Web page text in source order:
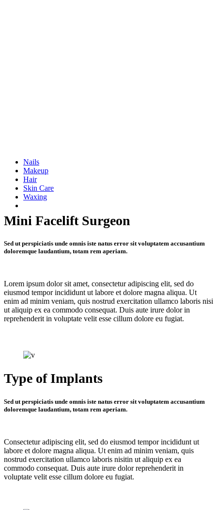
Nails
Makeup
Hair
Skin Care
Waxing
Mini Facelift Surgeon
Sed ut perspiciatis unde omnis iste natus error sit voluptatem accusantium
doloremque laudantium, totam rem aperiam.
Lorem ipsum dolor sit amet, consectetur adipiscing elit, sed do
eiusmod tempor incididunt ut labore et dolore magna aliqua. Ut
enim ad minim veniam, quis nostrud exercitation ullamco laboris nisi
ut aliquip ex ea commodo consequat. Duis aute irure dolor in
reprehenderit in voluptate velit esse cillum dolore eu fugiat.
Type of Implants
Sed ut perspiciatis unde omnis iste natus error sit voluptatem accusantium
doloremque laudantium, totam rem aperiam.
Consectetur adipiscing elit, sed do eiusmod tempor incididunt ut
labore et dolore magna aliqua. Ut enim ad minim veniam, quis
nostrud exercitation ullamco laboris nisitin ut aliquip ex ea
commodo consequat. Duis aute irure dolor reprehenderit in
voluptate velit esse cillum dolore eu fugiat.